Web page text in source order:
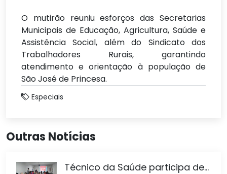
O mutirão reuniu esforços das Secretarias
Municipais de Educação, Agricultura, Saúde e
Assistência Social, além do Sindicato dos
Trabalhadores Rurais, garantindo
atendimento e orientação à população de
São José de Princesa.
Especiais
Outras Notícias
Técnico da Saúde participa de...